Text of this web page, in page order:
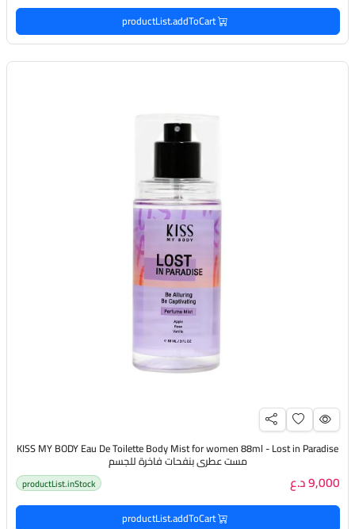
productList.addToCart
KISS MY BODY Eau De Toilette Body Mist for women 88ml - Lost in Paradise
مست عطري بنفحات فاخرة للجسم
9,000 د.ع productList.inStock
productList.addToCart